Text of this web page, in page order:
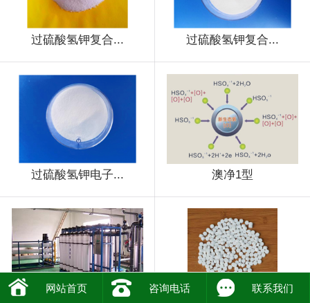
过硫酸氢钾复合... 过硫酸氢钾复合...
过硫酸氢钾电子... 澳净1型
网站首页 咨询电话 联系我们